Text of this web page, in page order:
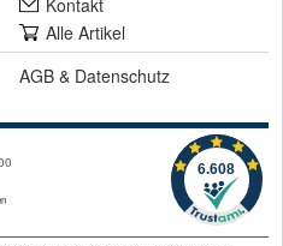
Kontakt
Alle Artikel
AGB & Datenschutz